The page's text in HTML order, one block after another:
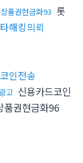
품권현금화93 롯
해킹의뢰
인전송
고 신용카드코인
품권현금화96